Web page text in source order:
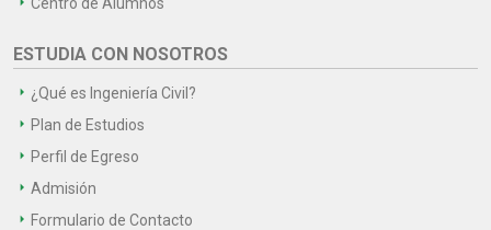
ESTUDIA CON NOSOTROS
¿Qué es Ingeniería Civil?
Plan de Estudios
Perfil de Egreso
Admisión
Formulario de Contacto